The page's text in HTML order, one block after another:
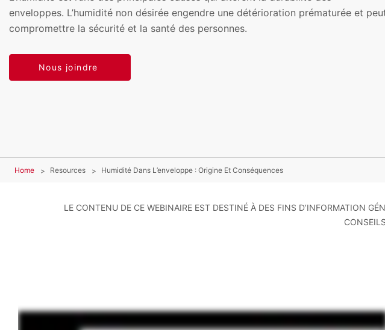
enveloppes. L’humidité non désirée engendre une détérioration prématurée et
compromettre la sécurité et la santé des personnes.
Nous joindre
Home Resources Humidité Dans L’enveloppe : Origine Et Conséquences
LE CONTENU DE CE WEBINAIRE EST DESTINÉ À DES FINS D’INFORMATION